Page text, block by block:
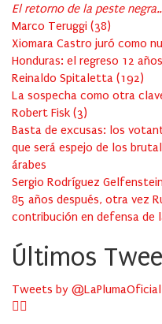
El retorno de la peste
Marco Teruggi (38)
Xiomara Castro juró como
Honduras: el regreso 12
Reinaldo Spitaletta (192)
La sospecha como otra
Robert Fisk (3)
Basta de excusas: los
que será espejo de los
árabes
Sergio Rodríguez Gelfenstein
85 años después, otra vez
contribución en defensa de
Últimos
Tweets by @LaPlumaOficial